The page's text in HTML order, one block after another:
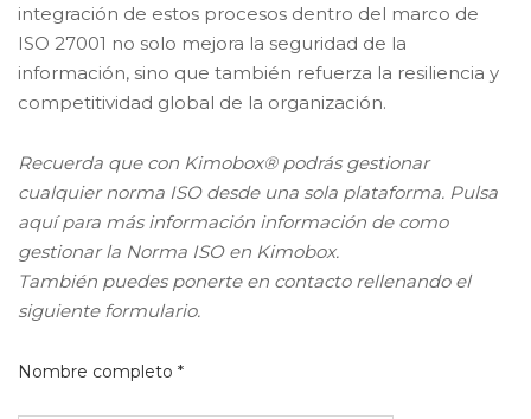
integración de estos procesos dentro del marco de
ISO 27001 no solo mejora la seguridad de la
información, sino que también refuerza la resiliencia y
competitividad global de la organización.
Recuerda que con Kimobox® podrás gestionar
cualquier norma ISO desde una sola plataforma. Pulsa
aquí para más información información de como
gestionar la Norma ISO en Kimobox.
También puedes ponerte en contacto rellenando el
siguiente formulario.
Nombre completo *